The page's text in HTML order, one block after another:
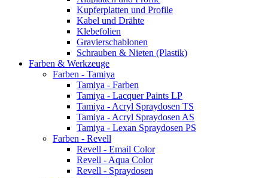
Kupferplatten und Profile
Kabel und Drähte
Klebefolien
Gravierschablonen
Schrauben & Nieten (Plastik)
Farben & Werkzeuge
Farben - Tamiya
Tamiya - Farben
Tamiya - Lacquer Paints LP
Tamiya - Acryl Spraydosen TS
Tamiya - Acryl Spraydosen AS
Tamiya - Lexan Spraydosen PS
Farben - Revell
Revell - Email Color
Revell - Aqua Color
Revell - Spraydosen